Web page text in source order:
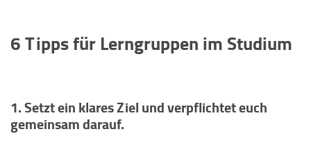
6 Tipps für Lerngruppen im Studium
1. Setzt ein klares Ziel und verpflichtet euch
gemeinsam darauf.